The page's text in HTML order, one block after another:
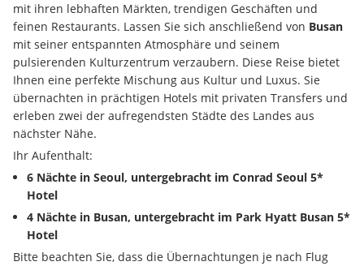
mit ihren lebhaften Märkten, trendigen Geschäften und
feinen Restaurants. Lassen Sie sich anschließend von Busan
mit seiner entspannten Atmosphäre und seinem
pulsierenden Kulturzentrum verzaubern. Diese Reise bietet
Ihnen eine perfekte Mischung aus Kultur und Luxus. Sie
übernachten in prächtigen Hotels mit privaten Transfers und
erleben zwei der aufregendsten Städte des Landes aus
nächster Nähe.
Ihr Aufenthalt:
6 Nächte in Seoul, untergebracht im Conrad Seoul 5*
Hotel
4 Nächte in Busan, untergebracht im Park Hyatt Busan 5*
Hotel
Bitte beachten Sie, dass die Übernachtungen je nach Flug